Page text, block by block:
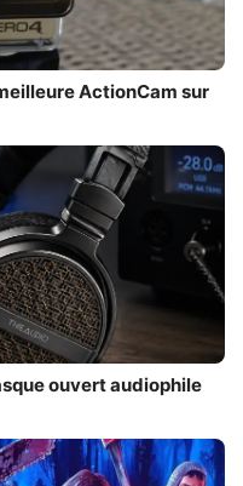
ActionCam sur
ouvert audiophile